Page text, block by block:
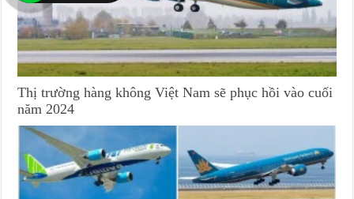
Thị trường hàng không Việt Nam sẽ phục hồi vào cuối
năm 2024